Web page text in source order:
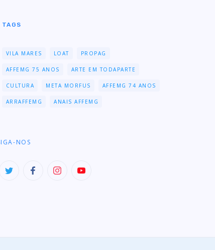
TAGS
VILA MARES LOAT PROPAG
AFFEMG 75 ANOS ARTE EM TODAPARTE
CULTURA META MORFUS AFFEMG 74 ANOS
ARRAFFEMG ANAIS AFFEMG
NOS